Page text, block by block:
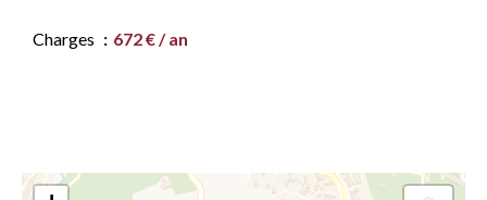
Charges 672 € / an